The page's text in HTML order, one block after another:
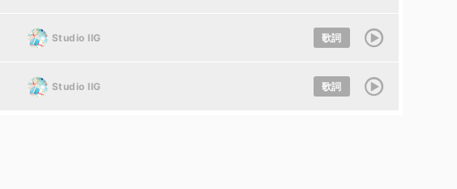
Studio IIG 歌詞
Studio IIG 歌詞